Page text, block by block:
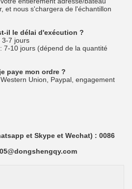
et nous s'chargera de l'échantillon
il le délai d'exécution ?
3-7 jours
7-10 jours (dépend de la quantité
paye mon ordre ?
Union, Paypal, engagement
et Skype et Wechat) : 0086